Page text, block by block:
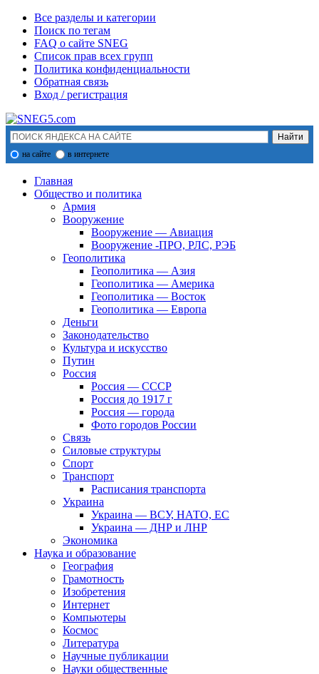
Все разделы и категории
Поиск по тегам
FAQ о сайте SNEG
Список прав всех групп
Политика конфиденциальности
Обратная связь
Вход / регистрация
на сайте в интернете
Главная
Общество и политика
Армия
Вооружение
Вооружение — Авиация
Вооружение -ПРО, РЛС, РЭБ
Геополитика
Геополитика — Азия
Геополитика — Америка
Геополитика — Восток
Геополитика — Европа
Деньги
Законодательство
Культура и искусство
Путин
Россия
Россия — СССР
Россия до 1917 г
Россия — города
Фото городов России
Связь
Силовые структуры
Спорт
Транспорт
Расписания транспорта
Украина
Украина — ВСУ, НАТО, ЕС
Украина — ДНР и ЛНР
Экономика
Наука и образование
География
Грамотность
Изобретения
Интернет
Компьютеры
Космос
Литература
Научные публикации
Науки общественные